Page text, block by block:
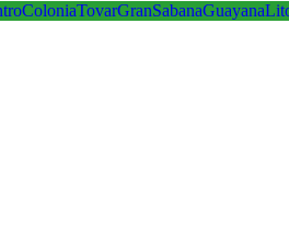
ColoniaTovarGranSabanaGuayana